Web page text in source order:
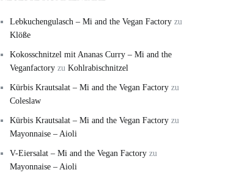
Lebkuchengulasch – Mi and the Vegan Factory zu
Klöße
Kokosschnitzel mit Ananas Curry – Mi and the
Veganfactory zu Kohlrabischnitzel
Kürbis Krautsalat – Mi and the Vegan Factory zu
Coleslaw
Kürbis Krautsalat – Mi and the Vegan Factory zu
Mayonnaise – Aioli
V-Eiersalat – Mi and the Vegan Factory zu
Mayonnaise – Aioli